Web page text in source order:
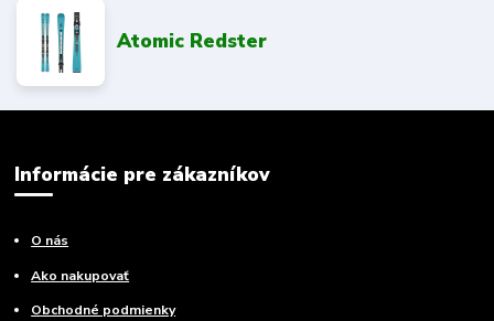
Atomic Redster
Informácie pre zákazníkov
O nás
Ako nakupovať
Obchodné podmienky